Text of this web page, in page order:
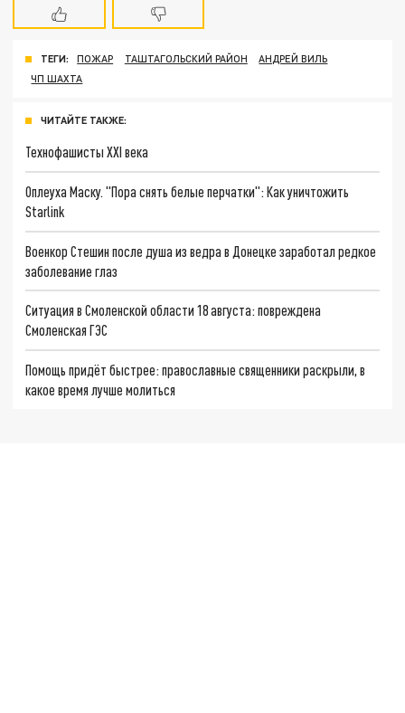
ТЕГИ: ПОЖАР ТАШТАГОЛЬСКИЙ РАЙОН
АНДРЕЙ ВИЛЬ
ЧП ШАХТА
ЧИТАЙТЕ ТАКЖЕ:
Технофашисты XXI века
Оплеуха Маску. "Пора снять белые перчатки": Как уничтожить
Starlink
Военкор Стешин после душа из ведра в Донецке заработал редкое
заболевание глаз
Ситуация в Смоленской области 18 августа: повреждена
Смоленская ГЭС
Помощь придёт быстрее: православные священники раскрыли, в
какое время лучше молиться